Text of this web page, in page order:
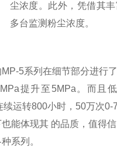
尘浓度。 此外，凭借其
多台监测粉尘浓度。
5系列在细节部分进行
提升至5MPa。而且
续运转800小时，50万次
能体现其 的品质，值得
系列。